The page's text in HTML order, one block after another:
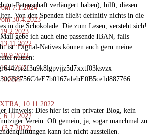
7.1.2024
30.4.2023
10.11.2022
6.11.2022
Patenschaft verlängert haben), hilft, diesen
Von den Spenden fließt definitiv nichts in die
in die Schokolade. Die zum Lesen, versteht sich!
gebe ich auch eine passende IBAN, falls
ist. Digital-Natives können auch gern meine
nutzen:
Hinweis: Dies hier ist ein privater Blog, kein
Verein. Oft gemein, ja, sogar manchmal zu
kann ich nicht ausstellen.